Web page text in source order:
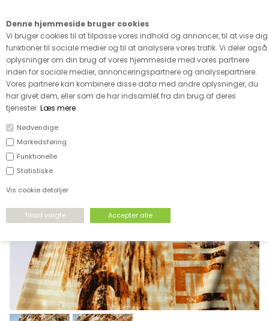
Denne hjemmeside bruger cookies
Vi bruger cookies til at tilpasse vores indhold og annoncer, til at vise dig
funktioner til sociale medier og til at analysere vores trafik. Vi deler også
oplysninger om din brug af vores hjemmeside med vores partnere
inden for sociale medier, annonceringspartnere og analysepartnere.
Vores partnere kan kombinere disse data med andre oplysninger, du
har givet dem, eller som de har indsamlet fra din brug af deres
tjenester. Læs mere.
Nødvendige
Markedsføring
Funktionelle
Statistiske
Vis cookie detaljer
FORSIDE›UDSALG›UDSALG & GODE TILBUD PÅ STOF
SPAR
46%